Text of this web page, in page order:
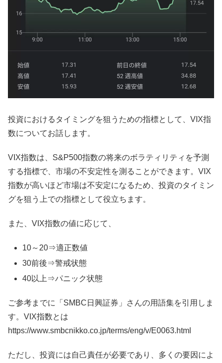
投資におけるタイミングを狙うための指標として、VIX指
数についてお話します。
VIX指数は、S&P500指数の将来のボラティリティを予測
する指標で、市場の不安定性を測ることができます。VIX
指数が高いほど市場は不安定になるため、投資のタイミン
グを狙う上での指標として役立ちます。
また、VIX指数の値に応じて、
10～20⇒適正数値
30前後⇒警戒状態
40以上⇒パニック状態
ご参考までに「SMBC日興証券」さんの用語集を引用しま
す。VIX指数とは
https://www.smbcnikko.co.jp/terms/eng/v/E0063.html
ただし、投資には自己責任が必要であり、多くの要因によ